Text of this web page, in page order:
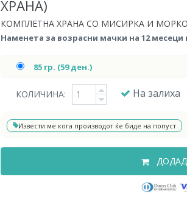
ХРАНА)
КОМПЛЕТНА ХРАНА СО МИСИРКА И
Наменета за возрасни мачки на 12
85 гр. (59 ден.)
КОЛИЧИНА: На залиха
Извести ме кога производот ќе биде на попуст